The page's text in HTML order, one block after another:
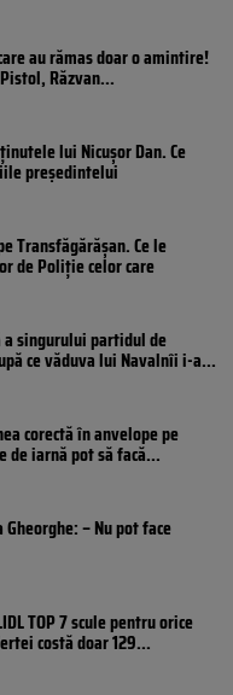
au rămas doar o amintire!
Răzvan...
lui Nicușor Dan. Ce
președintelui
Transfăgărășan. Ce le
de Poliție celor care
singurului partidul de
ce văduva lui Navalnîi i-a...
corectă în anvelope pe
de iarnă pot să facă...
Gheorghe: – Nu pot face
TOP 7 scule pentru orice
costă doar 129...